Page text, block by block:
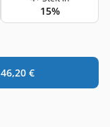
15%
46,20 €